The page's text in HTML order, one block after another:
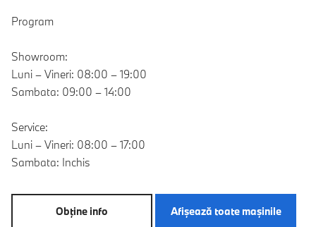
Program
Showroom:
Luni – Vineri: 08:00 – 19:00
Sambata: 09:00 – 14:00
Service:
Luni – Vineri: 08:00 – 17:00
Sambata: Inchis
Obţine info Afişează toate maşinile